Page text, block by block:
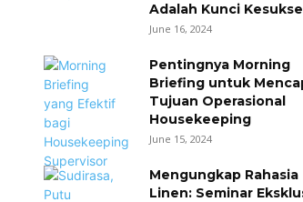
Adalah Kunci
June 16, 2024
Pentingnya Morning
Briefing untuk
Tujuan Operasional
Housekeeping
June 15, 2024
Mengungkap Rahasia
Linen: Seminar